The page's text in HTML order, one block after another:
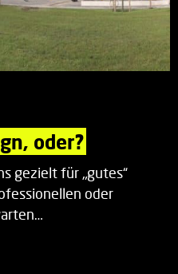
oder?
gezielt für „gutes“
oder